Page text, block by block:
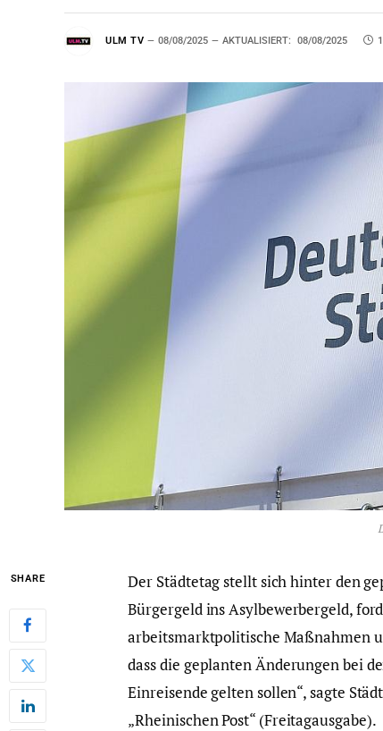
ULM TV 08/08/2025 AKTUALISIERT: 08/08/2025
SHARE
Der Städtetag stellt sich hinter den
Bürgergeld ins Asylbewerbergeld,
arbeitsmarktpolitische Maßnahmen
dass die geplanten Änderungen bei
Einreisende gelten sollen“, sagte
„Rheinischen Post“ (Freitagausgabe).